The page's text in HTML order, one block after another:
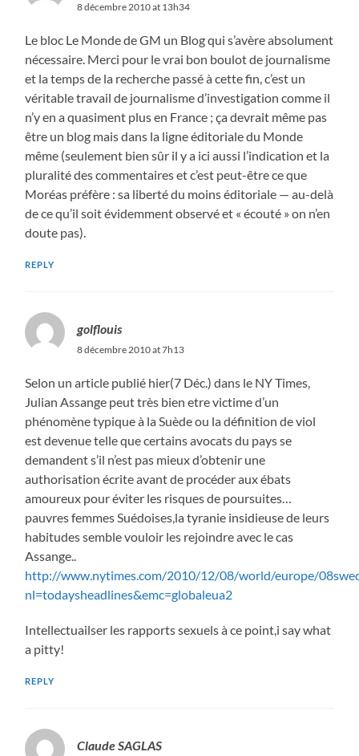
8 décembre 2010 at 13h34
Le bloc Le Monde de GM un Blog qui s’avère absolument
nécessaire. Merci pour le vrai bon boulot de journalisme
et la temps de la recherche passé à cette fin, c’est un
véritable travail de journalisme d’investigation comme il
n’y en a quasiment plus en France ; ça devrait même pas
être un blog mais dans la ligne éditoriale du Monde
même (seulement bien sûr il y a ici aussi l’indication et la
pluralité des commentaires et c’est peut-être ce que
Moréas préfère : sa liberté du moins éditoriale — au-delà
de ce qu’il soit évidemment observé et « écouté » on n’en
doute pas).
REPLY
golflouis
8 décembre 2010 at 7h13
Selon un article publié hier(7 Déc.) dans le NY Times,
Julian Assange peut très bien etre victime d’un
phénomène typique à la Suède ou la définition de viol
est devenue telle que certains avocats du pays se
demandent s’il n’est pas mieux d’obtenir une
authorisation écrite avant de procéder aux ébats
amoureux pour éviter les risques de poursuites…
pauvres femmes Suédoises,la tyranie insidieuse de leurs
habitudes semble vouloir les rejoindre avec le cas
Assange..
http://www.nytimes.com/2010/12/08/world/europe/
nl=todaysheadlines&emc=globaleua2
Intellectuailser les rapports sexuels à ce point,i say what
a pitty!
REPLY
Claude SAGLAS